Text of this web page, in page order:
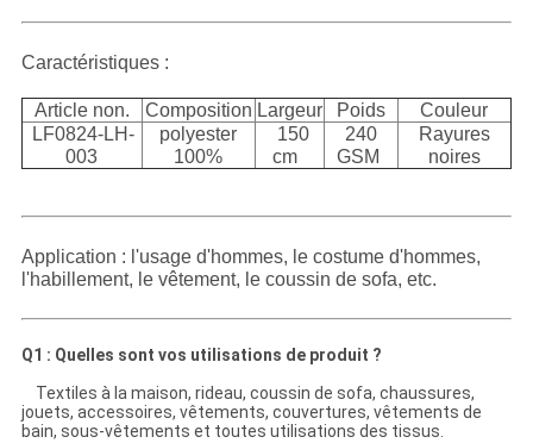
Caractéristiques :
Article non. Composition Largeur Poids
Couleur
LF0824-LH-
003
polyester
100%
150
cm
240
GSM
Rayures
noires
Application : l'usage d'hommes, le costume d'hommes,
l'habillement, le vêtement, le coussin de sofa, etc.
Q1 : Quelles sont vos utilisations de produit ?
Textiles à la maison, rideau, coussin de sofa, chaussures,
jouets, accessoires, vêtements, couvertures, vêtements de
bain, sous-vêtements et toutes utilisations des tissus.